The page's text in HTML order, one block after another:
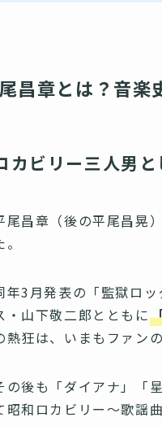
昌章とは？音楽
カビリー三人男
尾昌章（後の平尾昌晃
年3月発表の「監獄ロ
・山下敬二郎とともに
熱狂は、いまもファンの
の後も「ダイアナ」「
昭和ロカビリー〜歌謡